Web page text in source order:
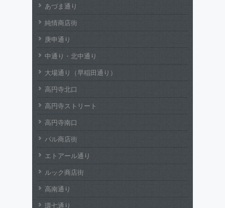
あづま通り
純情商店街
庚申通り
中通り・北中通り
大場通り（早稲田通り）
高円寺北口
高円寺ストリート
高円寺南口
パル商店街
エトアール通り
ルック商店街
高南通り
環七通り